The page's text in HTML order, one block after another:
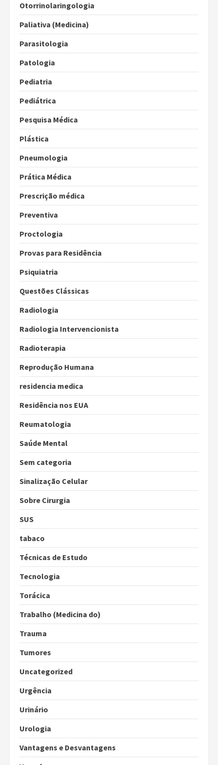
Otorrinolaringologia
Paliativa (Medicina)
Parasitologia
Patologia
Pediatria
Pediátrica
Pesquisa Médica
Plástica
Pneumologia
Prática Médica
Prescrição médica
Preventiva
Proctologia
Provas para Residência
Psiquiatria
Questões Clássicas
Radiologia
Radiologia Intervencionista
Radioterapia
Reprodução Humana
residencia medica
Residência nos EUA
Reumatologia
Saúde Mental
Sem categoria
Sinalização Celular
Sobre Cirurgia
SUS
tabaco
Técnicas de Estudo
Tecnologia
Torácica
Trabalho (Medicina do)
Trauma
Tumores
Uncategorized
Urgência
Urinário
Urologia
Vantagens e Desvantagens